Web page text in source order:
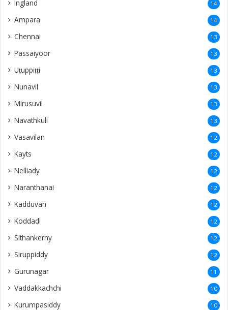
Ingland 14
Ampara 14
Chennai 13
Passaiyoor 13
Uṭuppiṭṭi 13
Nunavil 13
Mirusuvil 13
Navathkuli 13
Vasavilan 12
Kayts 12
Nelliady 12
Naranthanai 12
Kadduvan 12
Koddadi 12
Sithankerny 12
Siruppiddy 12
Gurunagar 11
Vaddakkachchi 10
Kurumpasiddy 10